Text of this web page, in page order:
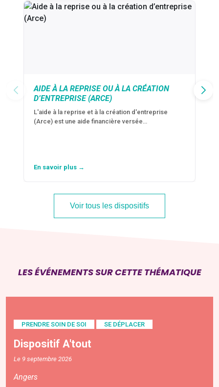
AIDE À LA REPRISE OU À LA CRÉATION
D’ENTREPRISE (ARCE)
L'aide à la reprise et à la création d'entreprise
(Arce) est une aide financière versée…
En savoir plus →
Voir tous les dispositifs
LES ÉVÉNEMENTS SUR CETTE THÉMATIQUE
PRENDRE SOIN DE SOI SE DÉPLACER
Dispositif A'tout
Le 9 septembre 2026
Angers